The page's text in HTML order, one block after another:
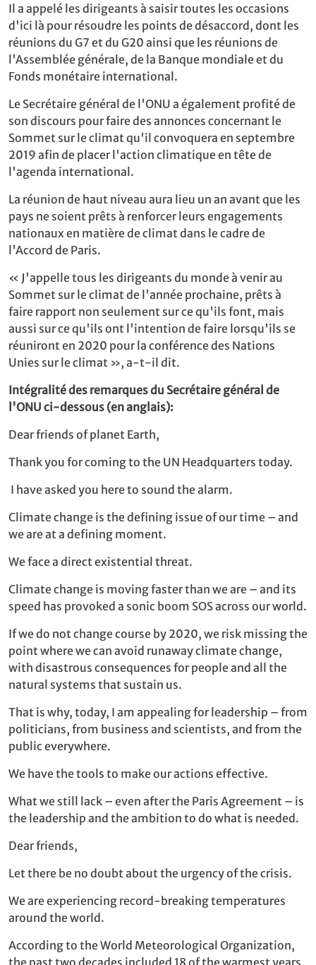
Il a appelé les dirigeants à saisir toutes les occasions
d'ici là pour résoudre les points de désaccord, dont les
réunions du G7 et du G20 ainsi que les réunions de
l'Assemblée générale, de la Banque mondiale et du
Fonds monétaire international.
Le Secrétaire général de l'ONU a également profité de
son discours pour faire des annonces concernant le
Sommet sur le climat qu'il convoquera en septembre
2019 afin de placer l'action climatique en tête de
l'agenda international.
La réunion de haut niveau aura lieu un an avant que les
pays ne soient prêts à renforcer leurs engagements
nationaux en matière de climat dans le cadre de
l'Accord de Paris.
« J'appelle tous les dirigeants du monde à venir au
Sommet sur le climat de l'année prochaine, prêts à
faire rapport non seulement sur ce qu'ils font, mais
aussi sur ce qu'ils ont l'intention de faire lorsqu'ils se
réuniront en 2020 pour la conférence des Nations
Unies sur le climat », a-t-il dit.
Intégralité des remarques du Secrétaire général de
l'ONU ci-dessous (en anglais):
Dear friends of planet Earth,
Thank you for coming to the UN Headquarters today.
I have asked you here to sound the alarm.
Climate change is the defining issue of our time – and
we are at a defining moment.
We face a direct existential threat.
Climate change is moving faster than we are – and its
speed has provoked a sonic boom SOS across our world.
If we do not change course by 2020, we risk missing the
point where we can avoid runaway climate change,
with disastrous consequences for people and all the
natural systems that sustain us.
That is why, today, I am appealing for leadership – from
politicians, from business and scientists, and from the
public everywhere.
We have the tools to make our actions effective.
What we still lack – even after the Paris Agreement – is
the leadership and the ambition to do what is needed.
Dear friends,
Let there be no doubt about the urgency of the crisis.
We are experiencing record-breaking temperatures
around the world.
According to the World Meteorological Organization,
the past two decades included 18 of the warmest years